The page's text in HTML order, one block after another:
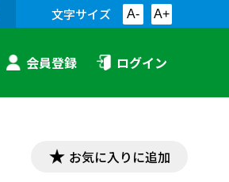
文字サイズ A- A+
会員登録 ログイン
お気に入りに追加